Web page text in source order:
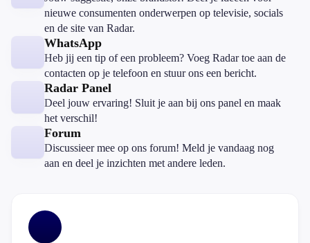
nieuwe consumenten onderwerpen op televisie, socials
en de site van Radar.
WhatsApp
Heb jij een tip of een probleem? Voeg Radar toe aan de
contacten op je telefoon en stuur ons een bericht.
Radar Panel
Deel jouw ervaring! Sluit je aan bij ons panel en maak
het verschil!
Forum
Discussieer mee op ons forum! Meld je vandaag nog
aan en deel je inzichten met andere leden.